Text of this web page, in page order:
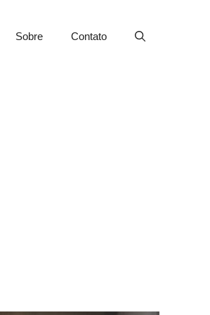
Sobre Contato